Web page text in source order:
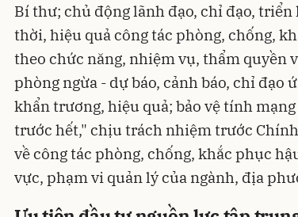
Bí thư; chủ động lãnh đạo, chỉ đạo,
thời, hiệu quả công tác phòng, chống,
theo chức năng, nhiệm vụ, thẩm quyền
phòng ngừa - dự báo, cảnh báo, chỉ đạo
khẩn trương, hiệu quả; bảo vệ tính
trước hết," chịu trách nhiệm trước
về công tác phòng, chống, khắc phục
vực, phạm vi quản lý của ngành, địa